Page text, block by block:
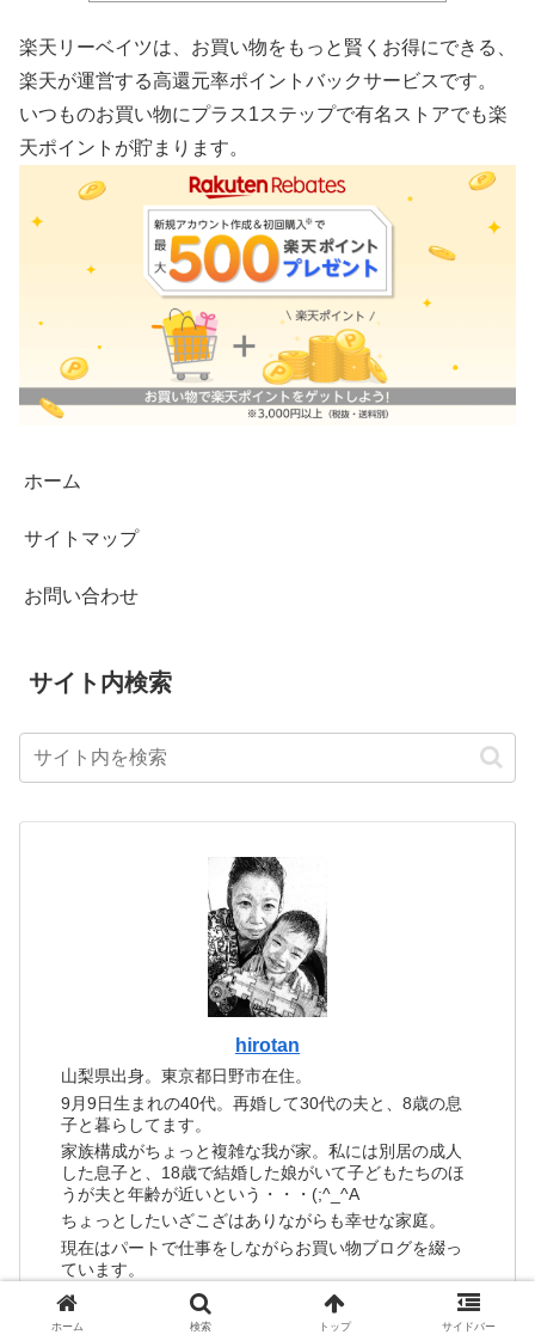
楽天リーベイツは、お買い物をもっと賢くお得にできる、
楽天が運営する高還元率ポイントバックサービスです。
いつものお買い物にプラス1ステップで有名ストアでも楽
天ポイントが貯まります。
ホーム
サイトマップ
お問い合わせ
サイト内検索
hirotan
山梨県出身。東京都日野市在住。
9月9日生まれの40代。再婚して30代の夫と、8歳の息
子と暮らしてます。
家族構成がちょっと複雑な我が家。私には別居の成人
した息子と、18歳で結婚した娘がいて子どもたちのほ
うが夫と年齢が近いという・・・(;^_^A
ちょっとしたいざこざはありながらも幸せな家庭。
現在はパートで仕事をしながらお買い物ブログを綴っ
ています。
ホーム 検索 トップ サイドバー